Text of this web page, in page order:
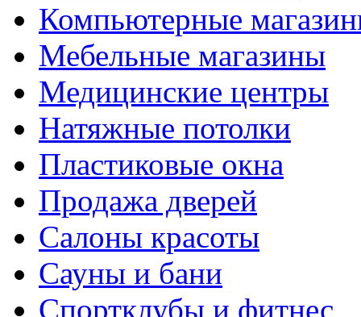
Компьютерные
Мебельные магазины
Медицинские центры
Натяжные потолки
Пластиковые окна
Продажа дверей
Салоны красоты
Сауны и бани
Спортклубы и фитнес